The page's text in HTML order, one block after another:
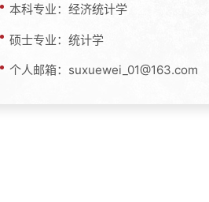
本科专业：经济统计学
硕士专业：统计学
个人邮箱：suxuewei_01@163.com